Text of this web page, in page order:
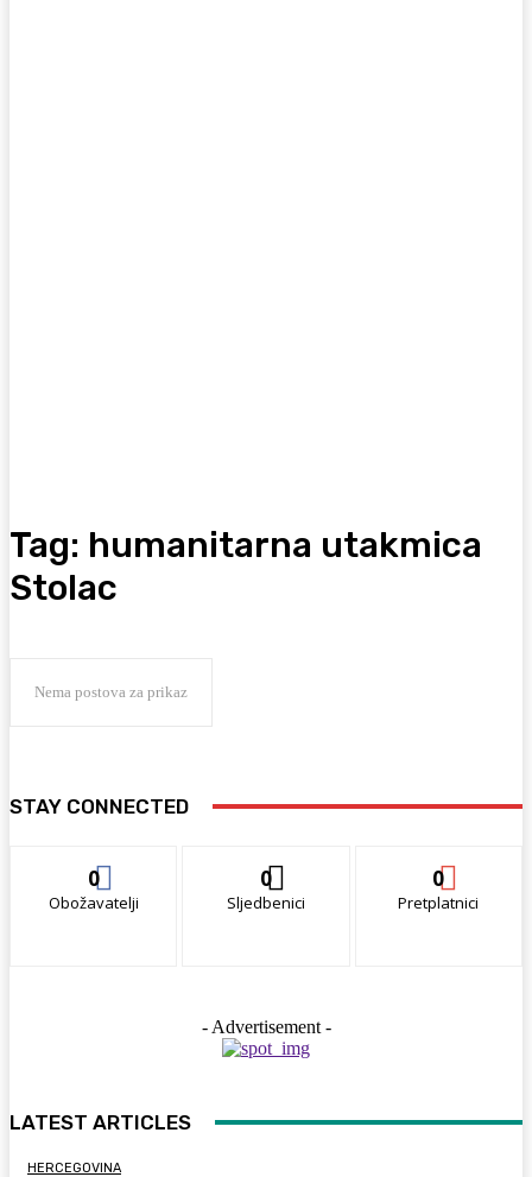
Tag: humanitarna utakmica
Stolac
Nema postova za prikaz
STAY CONNECTED
0
Obožavatelji
0
Sljedbenici
0
Pretplatnici
- Advertisement -
LATEST ARTICLES
HERCEGOVINA